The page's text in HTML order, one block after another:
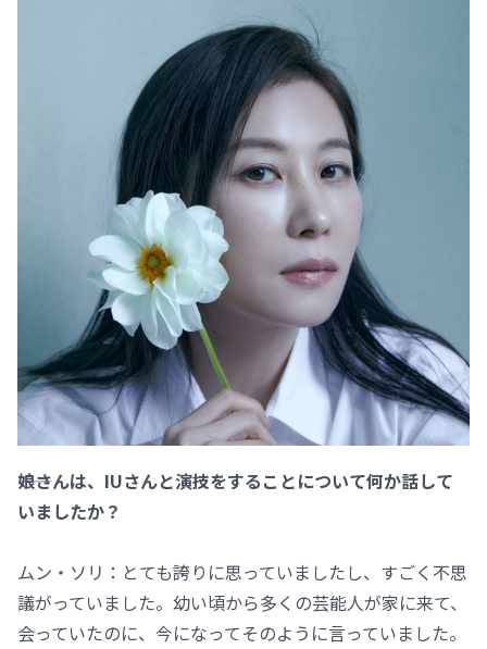
――娘さんは、IUさんと演技をすることについて何か話して
いましたか？
ムン・ソリ：とても誇りに思っていましたし、すごく不思
議がっていました。幼い頃から多くの芸能人が家に来て、
会っていたのに、今になってそのように言っていました。